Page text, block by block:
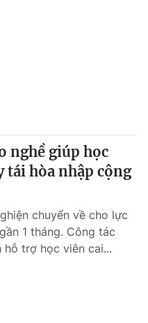
nghề giúp học
tái hòa nhập cộng
chuyển về cho lực
1 tháng. Công tác
trợ học viên cai...